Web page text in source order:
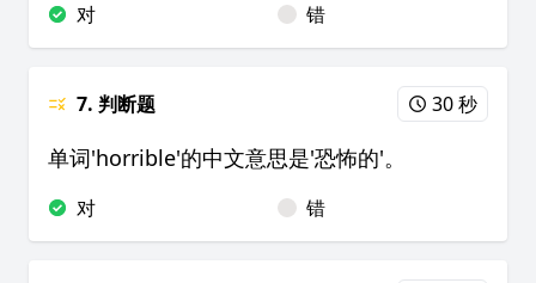
对 错
7. 判断题 30 秒
单词'horrible'的中文意思是'恐怖的'。
对 错